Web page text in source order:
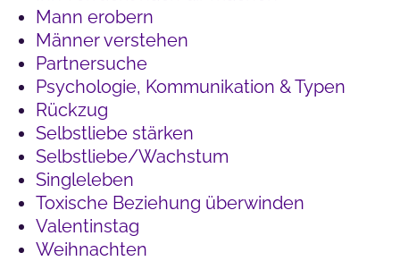
Mann erobern
Männer verstehen
Partnersuche
Psychologie, Kommunikation & Typen
Rückzug
Selbstliebe stärken
Selbstliebe/Wachstum
Singleleben
Toxische Beziehung überwinden
Valentinstag
Weihnachten